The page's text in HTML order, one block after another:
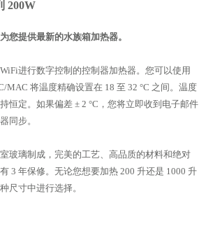
200W
您提供最新的水族箱加热器。
进行数字控制的控制器加热器。您可以使用
MAC 将温度精确设置在 18 至 32 °C 之间。温度
恒定。如果偏差 ± 2 °C，您将立即收到电子邮件
同步。
玻璃制成，完美的工艺、高品质的材料和绝对
3 年保修。无论您想要加热 200 升还是 1000 升
尺寸中进行选择。